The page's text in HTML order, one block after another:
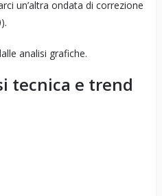
un’altra ondata di correzione
analisi grafiche.
tecnica e trend